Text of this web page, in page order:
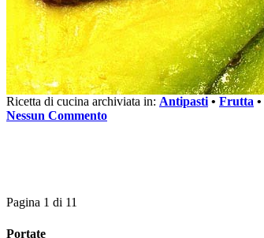
Ricetta di cucina archiviata in: Antipasti • Frutta •
Nessun Commento
Pagina 1 di 11
Portate